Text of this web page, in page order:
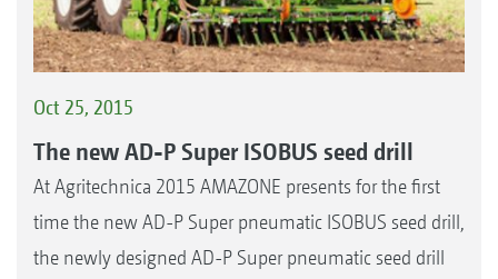
Oct 25, 2015
The new AD-P Super ISOBUS seed drill
At Agritechnica 2015 AMAZONE presents for the first
time the new AD-P Super pneumatic ISOBUS seed drill,
the newly designed AD-P Super pneumatic seed drill